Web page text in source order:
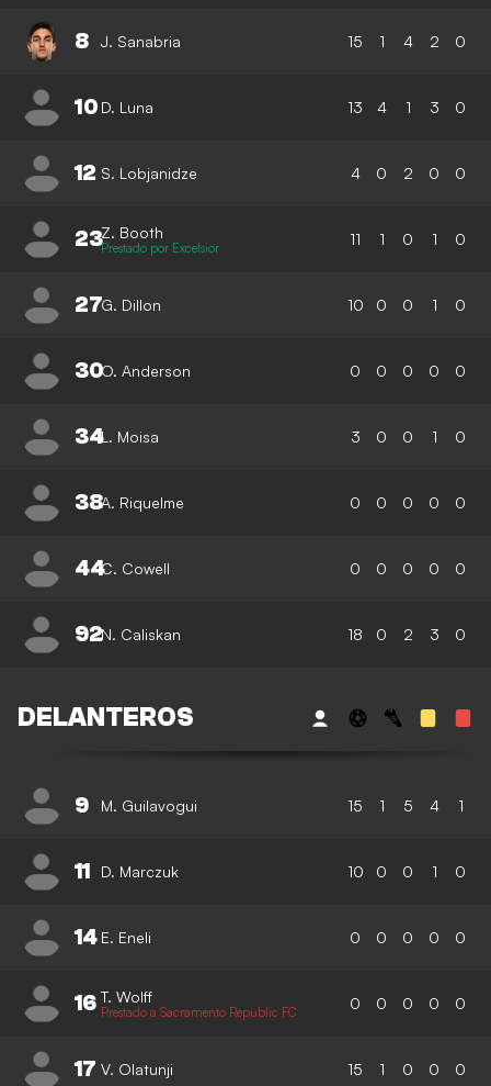
8 J. Sanabria 15 1 4 2 0
10 D. Luna 13 4 1 3 0
12 S. Lobjanidze 4 0 2 0 0
23Z. Booth
Prestado por Excelsior 11 1 0 1 0
27G. Dillon 10 0 0 1 0
30O. Anderson 0 0 0 0 0
34L. Moisa 3 0 0 1 0
38A. Riquelme 0 0 0 0 0
44C. Cowell 0 0 0 0 0
92N. Caliskan 18 0 2 3 0
DELANTEROS
9 M. Guilavogui 15 1 5 4 1
11 D. Marczuk 10 0 0 1 0
14 E. Eneli 0 0 0 0 0
16 T. Wolff
Prestado a Sacramento Republic FC 0 0 0 0 0
17 V. Olatunji 15 1 0 0 0